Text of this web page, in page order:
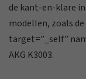
de kant-en-klare
modellen, zoals
target=”_self”
AKG K3003.